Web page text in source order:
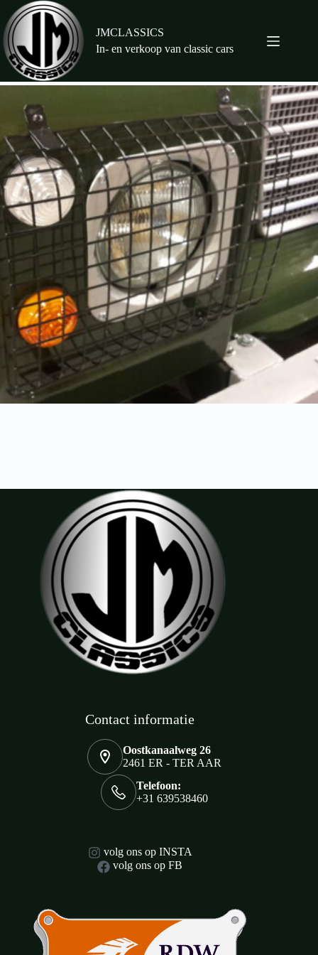
naar
de
inhoud
JMCLASSICS
In- en verkoop van classic cars
Contact informatie
Oostkanaalweg 26
2461 ER - TER AAR
Telefoon:
+31 639538460
volg ons op INSTA
volg ons op FB